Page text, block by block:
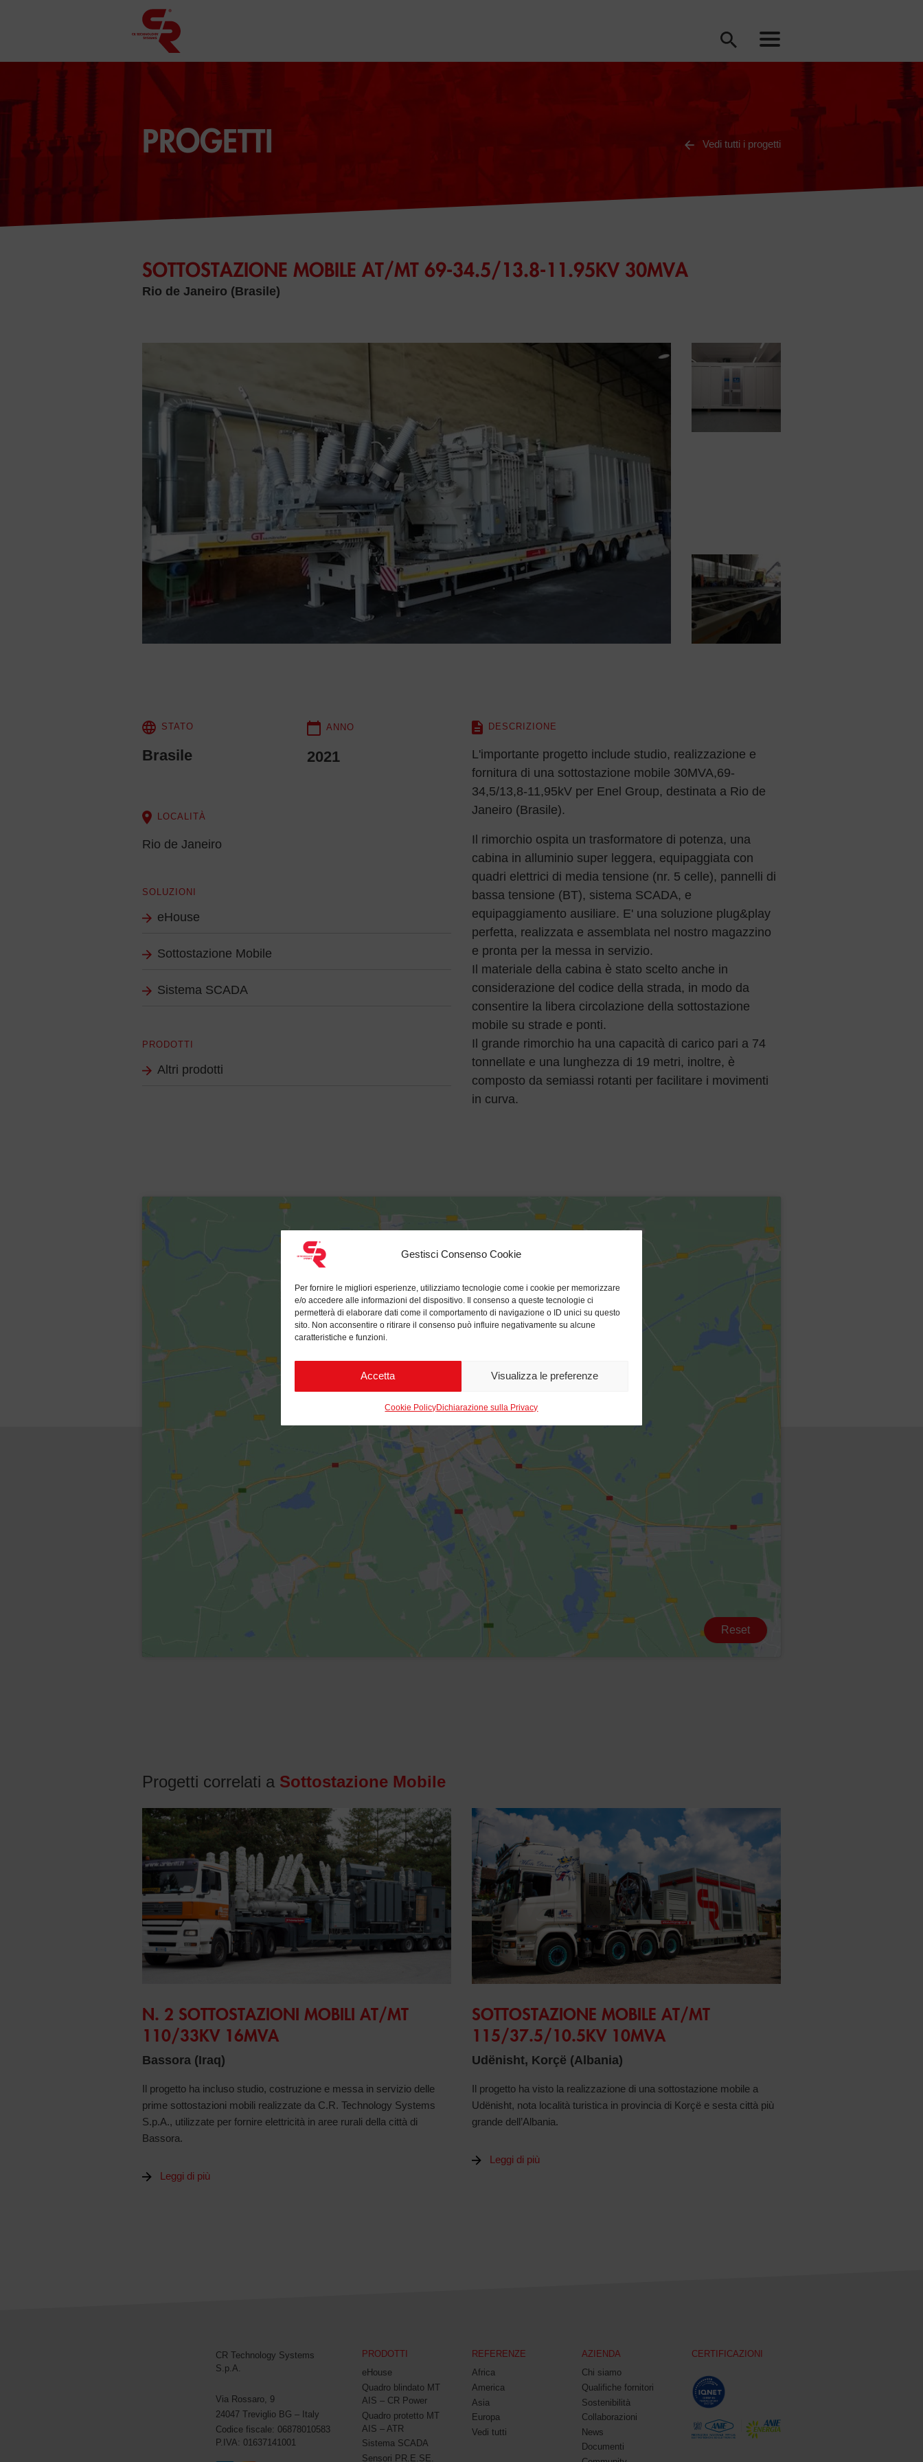
Gestisci Consenso Cookie
Per fornire le migliori esperienze, utilizziamo tecnologie come i cookie per memorizzare
e/o accedere alle informazioni del dispositivo. Il consenso a queste tecnologie ci
permetterà di elaborare dati come il comportamento di navigazione o ID unici su questo
sito. Non acconsentire o ritirare il consenso può influire negativamente su alcune
caratteristiche e funzioni.
Accetta Visualizza le preferenze
Cookie PolicyDichiarazione sulla Privacy
PROGETTI Vedi tutti i progetti
SOTTOSTAZIONE MOBILE AT/MT 69-34.5/13.8-11.95KV 30MVA
Rio de Janeiro (Brasile)
STATO
Brasile
ANNO
2021
LOCALITÀ
Rio de Janeiro
SOLUZIONI
eHouse
Sottostazione Mobile
Sistema SCADA
PRODOTTI
Altri prodotti
DESCRIZIONE
L'importante progetto include studio, realizzazione e
fornitura di una sottostazione mobile 30MVA,69-
34,5/13,8-11,95kV per Enel Group, destinata a Rio de
Janeiro (Brasile).
Il rimorchio ospita un trasformatore di potenza, una
cabina in alluminio super leggera, equipaggiata con
quadri elettrici di media tensione (nr. 5 celle), pannelli di
bassa tensione (BT), sistema SCADA, e
equipaggiamento ausiliare. E' una soluzione plug&play
perfetta, realizzata e assemblata nel nostro magazzino
e pronta per la messa in servizio.
Il materiale della cabina è stato scelto anche in
considerazione del codice della strada, in modo da
consentire la libera circolazione della sottostazione
mobile su strade e ponti.
Il grande rimorchio ha una capacità di carico pari a 74
tonnellate e una lunghezza di 19 metri, inoltre, è
composto da semiassi rotanti per facilitare i movimenti
in curva.
Reset
Progetti correlati a Sottostazione Mobile
N. 2 SOTTOSTAZIONI MOBILI AT/MT
110/33KV 16MVA
Bassora (Iraq)
Il progetto ha incluso studio, costruzione e messa in servizio delle
prime sottostazioni mobili realizzate da C.R. Technology Systems
S.p.A., utilizzate per fornire elettricità in aree rurali della città di
Bassora.
Leggi di più
SOTTOSTAZIONE MOBILE AT/MT
115/37.5/10.5KV 10MVA
Udënisht, Korçë (Albania)
Il progetto ha visto la realizzazione di una sottostazione mobile a
Udënisht, nota località turistica in provincia di Korçë e sesta città più
grande dell’Albania.
Leggi di più
CR Technology SystemsCR Technology Systems
S.p.A.
Via Rossaro, 9
24047 Treviglio BG – Italy
Codice fiscale: 06878010583
P.IVA: 01637141001
PRODOTTI
eHouse
Quadro blindato MT
AIS – CR Power
Quadro protetto MT
AIS – ATR
Sistema SCADA
Sensori PR.E.SE.
REFERENZE
Africa
America
Asia
Europa
Vedi tutti
AZIENDA
Chi siamo
Qualifiche fornitori
Sostenibilità
Collaborazioni
News
Documenti
CERTIFICAZIONI